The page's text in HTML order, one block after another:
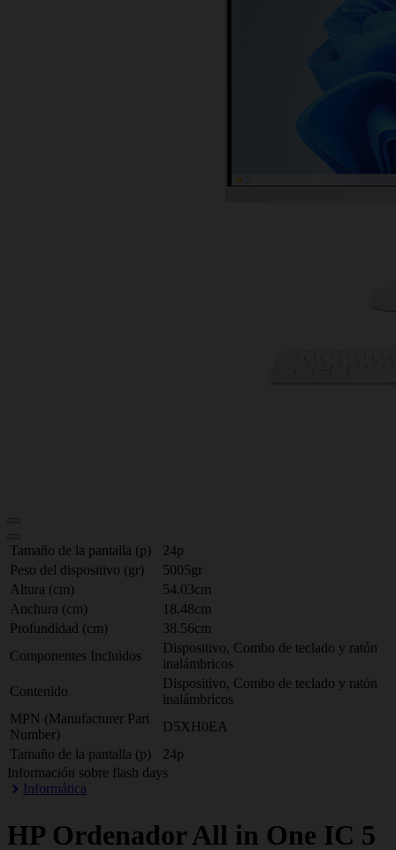
Tamaño de la pantalla (p)
24p
Peso del dispositivo (gr)
5005gr
Altura (cm)
54.03cm
Anchura (cm)
18.48cm
Profundidad (cm)
38.56cm
Componentes Incluidos
Dispositivo, Combo de teclado y ratón
inalámbricos
Contenido
Dispositivo, Combo de teclado y ratón
inalámbricos
MPN (Manufacturer Part
Number)
D5XH0EA
Tamaño de la pantalla (p)
24p
Información sobre flash days
Informática
HP Ordenador All in One IC 5